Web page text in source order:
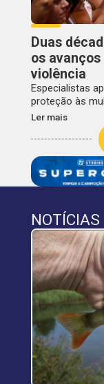
Duas
os
violência
Especialistas
proteção às
Ler mais
NOTÍCIAS